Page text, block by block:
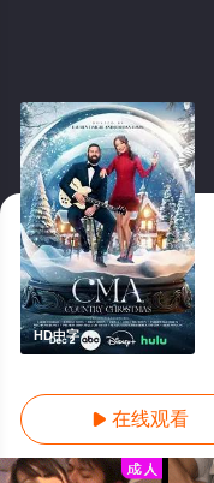
HD中字
 在线观看